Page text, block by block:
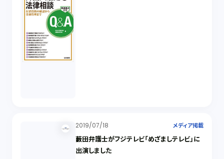
2019/07/18 メディア掲載
藪田弁護士がフジテレビ「めざましテレビ」に
出演しました